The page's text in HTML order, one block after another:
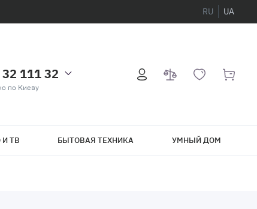
RU UA
111 32
по Киеву
ТВ БЫТОВАЯ ТЕХНИКА УМНЫЙ ДОМ